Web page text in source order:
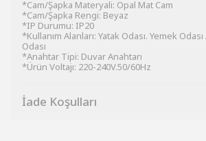
*Cam/Şapka Materyali: Opal Mat Cam
*Cam/Şapka Rengi: Beyaz
*IP Durumu: IP20
*Kullanım Alanları: Yatak Odası. Yemek
Odası
*Anahtar Tipi: Duvar Anahtarı
*Ürün Voltajı: 220-240V.50/60Hz
İade Koşulları